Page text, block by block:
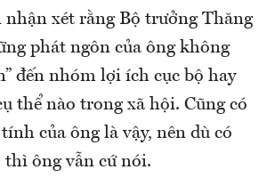
nhận xét rằng Bộ trưởng Thăng
phát ngôn của ông không
đến nhóm lợi ích cục bộ hay
thể nào trong xã hội. Cũng có
của ông là vậy, nên dù có
thì ông vẫn cứ nói.